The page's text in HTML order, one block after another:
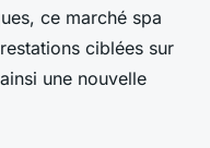
ce marché spa
ciblées sur
une nouvelle